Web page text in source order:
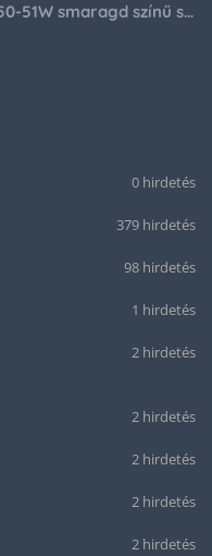
Citizen series 8 NB6050-51W smaragd színű számlappal
0 hirdetés
379 hirdetés
98 hirdetés
1 hirdetés
2 hirdetés
2 hirdetés
2 hirdetés
2 hirdetés
2 hirdetés